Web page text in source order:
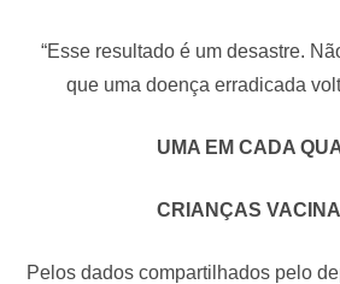
“Esse resultado é um desastre.
que uma doença erradicada
UMA EM CADA
CRIANÇAS
Pelos dados compartilhados pelo